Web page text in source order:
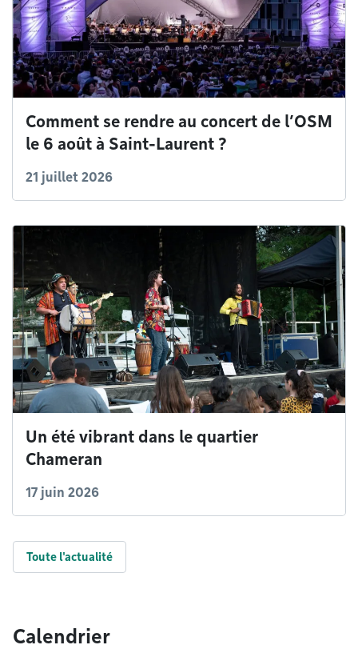
Comment se rendre au concert de l’OSM
le 6 août à Saint-Laurent ?
21 juillet 2026
Un été vibrant dans le quartier
Chameran
17 juin 2026
Toute l'actualité
Calendrier